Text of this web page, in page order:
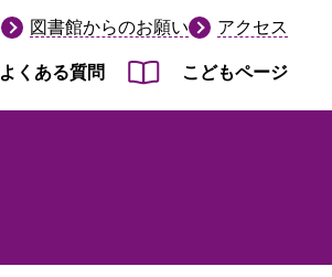
図書館からのお願い アクセス
よくある質問 こどもページ